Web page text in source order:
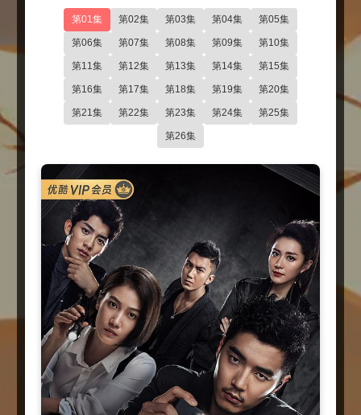
第01集 第02集 第03集 第04集 第05集
第06集 第07集 第08集 第09集 第10集
第11集 第12集 第13集 第14集 第15集
第16集 第17集 第18集 第19集 第20集
第21集 第22集 第23集 第24集 第25集
第26集